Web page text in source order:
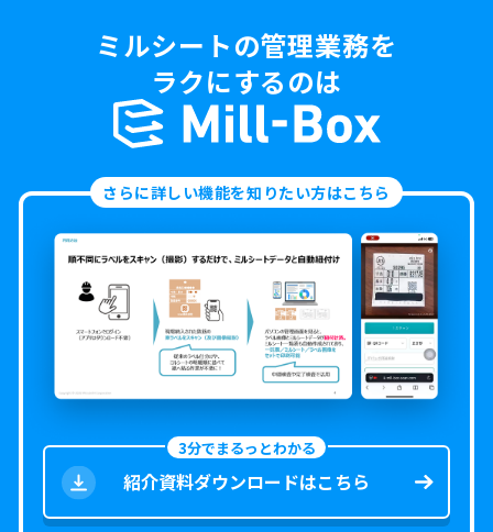
ミルシートの管理業務を
ラクにするのは
さらに詳しい機能を知りたい方はこちら
紹介資料ダウンロードはこちら
3分でまるっとわかる